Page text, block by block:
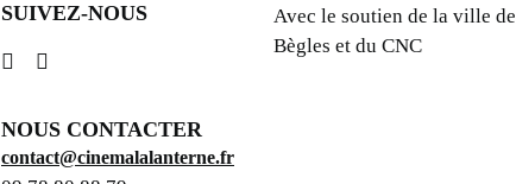
SUIVEZ-NOUS
NOUS CONTACTER
contact@cinemalalanterne.fr
Avec le soutien de la ville de
Bègles et du CNC